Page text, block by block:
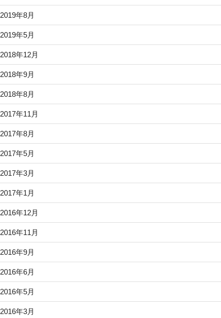
2019年8月
2019年5月
2018年12月
2018年9月
2018年8月
2017年11月
2017年8月
2017年5月
2017年3月
2017年1月
2016年12月
2016年11月
2016年9月
2016年6月
2016年5月
2016年3月